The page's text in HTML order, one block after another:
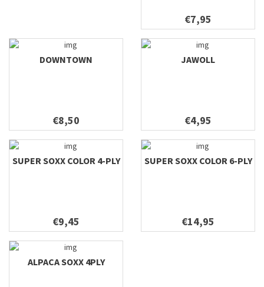
€7,95
DOWNTOWN
€8,50
JAWOLL
€4,95
SUPER SOXX COLOR 4-PLY
€9,45
SUPER SOXX COLOR 6-PLY
€14,95
ALPACA SOXX 4PLY